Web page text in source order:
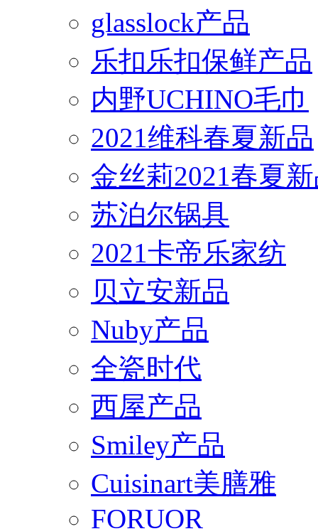
glasslock产品
乐扣乐扣保鲜产品
内野UCHINO毛巾
2021维科春夏新品
金丝莉2021春夏
苏泊尔锅具
2021卡帝乐家纺
贝立安新品
Nuby产品
全瓷时代
西屋产品
Smiley产品
Cuisinart美膳雅
FORUOR